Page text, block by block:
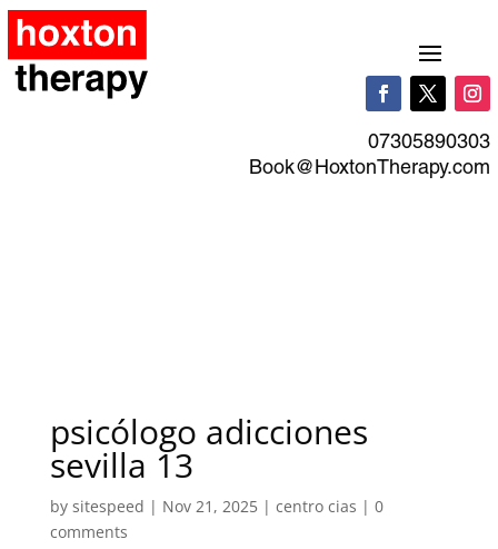
07305890303
Book@HoxtonTherapy.com
psicólogo adicciones
sevilla 13
by sitespeed | Nov 21, 2025| centro cias | 0
comments